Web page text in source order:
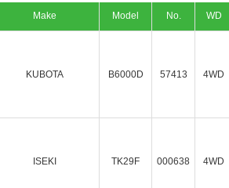
Make Model No. WD
KUBOTA B6000D 57413 4WD
ISEKI TK29F 000638 4WD